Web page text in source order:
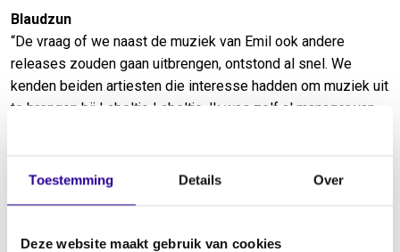
Toestemming Details Over
Deze website maakt gebruik van cookies
Blaudzun
“De vraag of we naast de muziek van Emil ook andere
releases zouden gaan uitbrengen, ontstond al snel. We
kenden beiden artiesten die interesse hadden om muziek uit
te brengen bij Labeltje Labeltje. Ik was zelf al manager van
we muziek uitgebracht van onder andere Blaudzun, The
muziek, onze ideeën en wijze van communiceren bij anderen.